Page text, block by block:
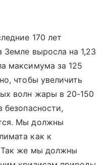
170 лет
Земле выросла на 1,23
максимума за 125
чтобы увеличить
волн жары в 20-150
безопасности,
Мы должны
как к
Так же мы должны